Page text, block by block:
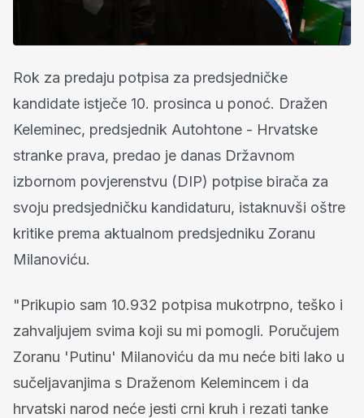
Rok za predaju potpisa za predsjedničke
kandidate istječe 10. prosinca u ponoć. Dražen
Keleminec, predsjednik Autohtone - Hrvatske
stranke prava, predao je danas Državnom
izbornom povjerenstvu (DIP) potpise birača za
svoju predsjedničku kandidaturu, istaknuvši oštre
kritike prema aktualnom predsjedniku Zoranu
Milanoviću.
"Prikupio sam 10.932 potpisa mukotrpno, teško i
zahvaljujem svima koji su mi pomogli. Poručujem
Zoranu 'Putinu' Milanoviću da mu neće biti lako u
sučeljavanjima s Draženom Kelemincem i da
hrvatski narod neće jesti crni kruh i rezati tanke